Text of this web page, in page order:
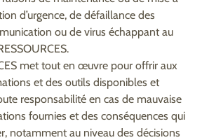
d’urgence, de défaillance des
ou de virus échappant au
met tout en œuvre pour offrir aux
et des outils disponibles et
responsabilité en cas de mauvaise
fournies et des conséquences qui
notamment au niveau des décisions